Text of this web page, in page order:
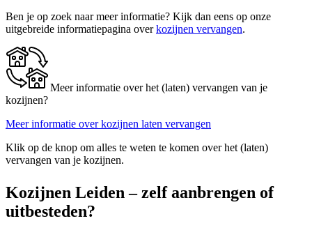
Ben je op zoek naar meer informatie? Kijk dan eens op onze
uitgebreide informatiepagina overkozijnen vervangen.
Meer informatie over het (laten) vervangen van je
kozijnen?
Meer informatie over kozijnen laten vervangen
Klik op de knop om alles te weten te komen over het (laten)
vervangen van je kozijnen.
Kozijnen Leiden – zelf aanbrengen of
uitbesteden?